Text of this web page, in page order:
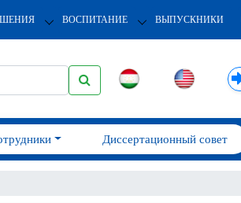
ВОСПИТАНИЕ ВЫПУСКНИКИ
Диссертационный совет